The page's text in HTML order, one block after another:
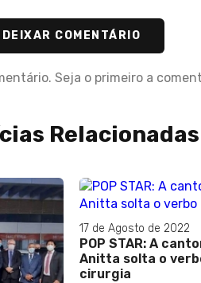
DEIXAR COMENTÁRIO
Seja o primeiro a
Relacionadas
17 de Agosto de 2022
POP STAR: A
Anitta solta o
cirurgia